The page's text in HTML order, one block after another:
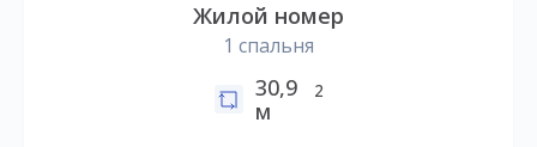
Жилой номер
1 спальня
30,9
м
2